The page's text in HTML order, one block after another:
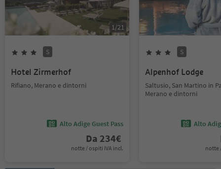
1/21
S
Hotel Zirmerhof
Rifiano, Merano e dintorni
Alto Adige Guest Pass
Da 234€
notte / ospiti IVA incl.
S
Alpenhof Lodge
Saltusio, San Martino in
Merano e dintorni
Alto
notte